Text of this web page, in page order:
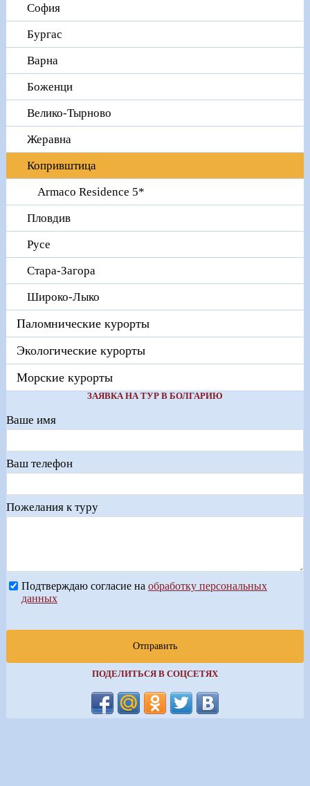
София
Бургас
Варна
Боженци
Велико-Тырново
Жеравна
Копривштица
Armaco Residence 5*
Пловдив
Русе
Стара-Загора
Широко-Лыко
Паломнические курорты
Экологические курорты
Морские курорты
ЗАЯВКА НА ТУР В БОЛГАРИЮ
Ваше имя
Ваш телефон
Пожелания к туру
Подтверждаю согласие на обработку персональных
данных
Отправить
ПОДЕЛИТЬСЯ В СОЦСЕТЯХ